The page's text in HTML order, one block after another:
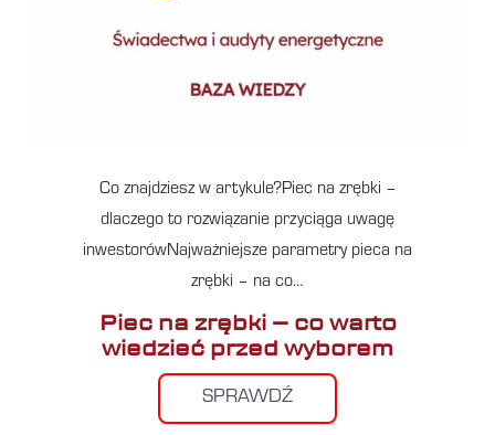
Co znajdziesz w artykule?Piec na zrębki –
dlaczego to rozwiązanie przyciąga uwagę
inwestorówNajważniejsze parametry pieca na
zrębki – na co…
Piec na zrębki – co warto
wiedzieć przed wyborem
SPRAWDŹ